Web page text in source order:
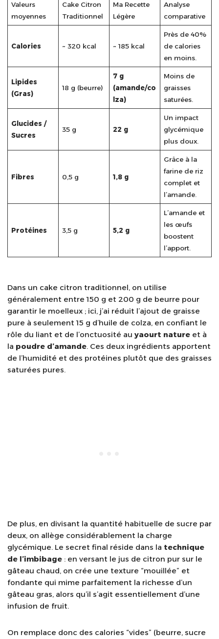
Valeurs
moyennes
Cake Citron
Traditionnel
Ma Recette
Légère
Analyse
comparative
Calories ~ 320 kcal ~ 185 kcal
Près de 40%
de calories
en moins.
Lipides
(Gras)
18 g (beurre)
7 g
(amande/co
lza)
Moins de
graisses
saturées.
Glucides /
Sucres
35 g 22 g
Un impact
glycémique
plus doux.
Fibres 0,5 g 1,8 g
Grâce à la
farine de riz
complet et
l’amande.
Protéines 3,5 g 5,2 g
L’amande et
les œufs
boostent
l’apport.
Dans un cake citron traditionnel, on utilise
généralement entre 150 g et 200 g de beurre pour
garantir le moelleux ; ici, j’ai réduit l’ajout de graisse
pure à seulement 15 g d’huile de colza, en confiant le
rôle du liant et de l’onctuosité au yaourt nature et à
la poudre d’amande. Ces deux ingrédients apportent
de l’humidité et des protéines plutôt que des graisses
saturées pures.
De plus, en divisant la quantité habituelle de sucre par
deux, on allège considérablement la charge
glycémique. Le secret final réside dans la technique
de l’imbibage : en versant le jus de citron pur sur le
gâteau chaud, on crée une texture “mouillée” et
fondante qui mime parfaitement la richesse d’un
gâteau gras, alors qu’il s’agit essentiellement d’une
infusion de fruit.
On remplace donc des calories “vides” (beurre, sucre